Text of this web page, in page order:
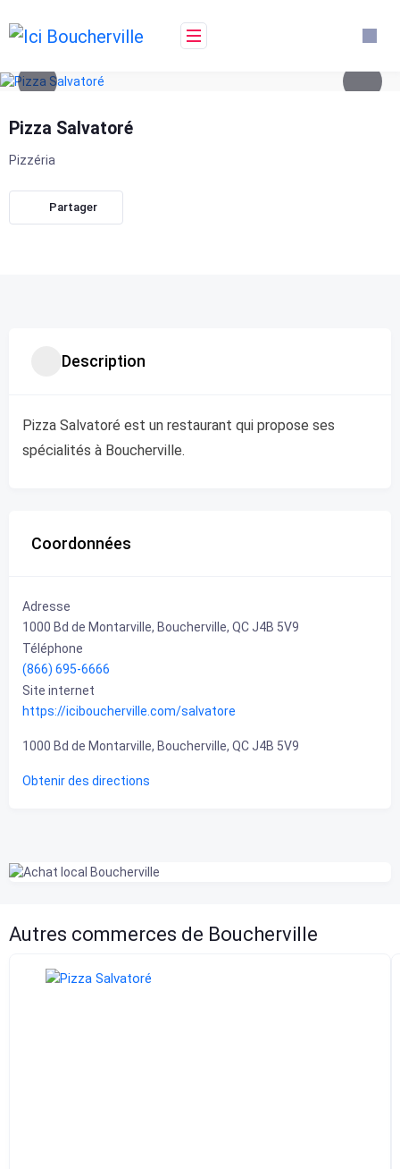
to
content
Pizza Salvatoré
Pizzéria
Partager
Description
Pizza Salvatoré est un restaurant qui propose ses
spécialités à Boucherville.
Coordonnées
Adresse
1000 Bd de Montarville, Boucherville, QC J4B 5V9
Téléphone
(866) 695-6666
Site internet
https://iciboucherville.com/salvatore
1000 Bd de Montarville, Boucherville, QC J4B 5V9
Obtenir des directions
Autres commerces de Boucherville